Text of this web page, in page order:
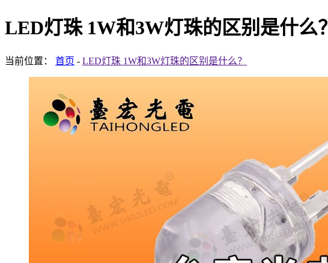
LED灯珠 1W和3W灯珠的区别是什么？
当前位置： 首页 - LED灯珠 1W和3W灯珠的区别是什么？